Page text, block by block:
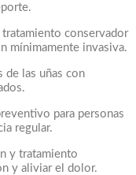
tratamiento conservador
mínimamente invasiva.
de las uñas con
para personas
regular.
y tratamiento
y aliviar el dolor.